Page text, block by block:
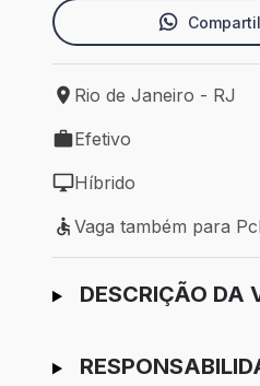
Local de trabalho: Rio
Rio de Janeiro - RJ
Tipo de vaga: Efetivo
Efetivo
Modelo de trabalho:
Híbrido
Vaga também para PcD
Vaga também para
Ir para candidatura
DESCRIÇÃO DA